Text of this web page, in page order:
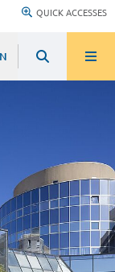
QUICK ACCESSES